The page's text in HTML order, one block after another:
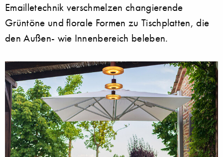
Emailletechnik verschmelzen changierende
Grüntöne und florale Formen zu Tischplatten, die
den Außen- wie Innenbereich beleben.